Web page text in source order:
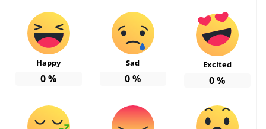
Happy
0%
Sad
0%
Excited
0%